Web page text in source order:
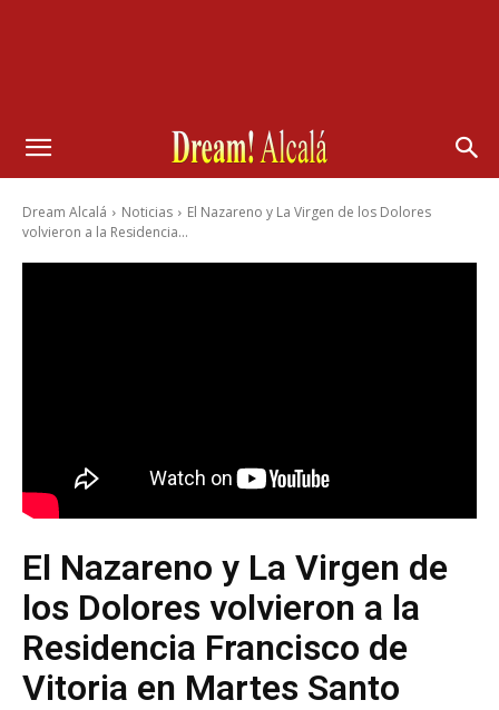
Dream Alcalá Noticias
El Nazareno y La Virgen de los Dolores
volvieron a la Residencia...
El Nazareno y La Virgen de
los Dolores volvieron a la
Residencia Francisco de
Vitoria en Martes Santo